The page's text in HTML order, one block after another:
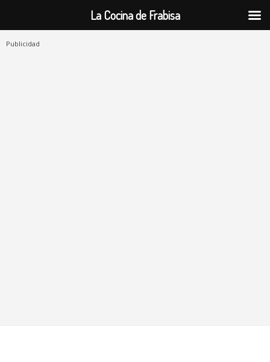
Publicidad
La Cocina de Frabisa